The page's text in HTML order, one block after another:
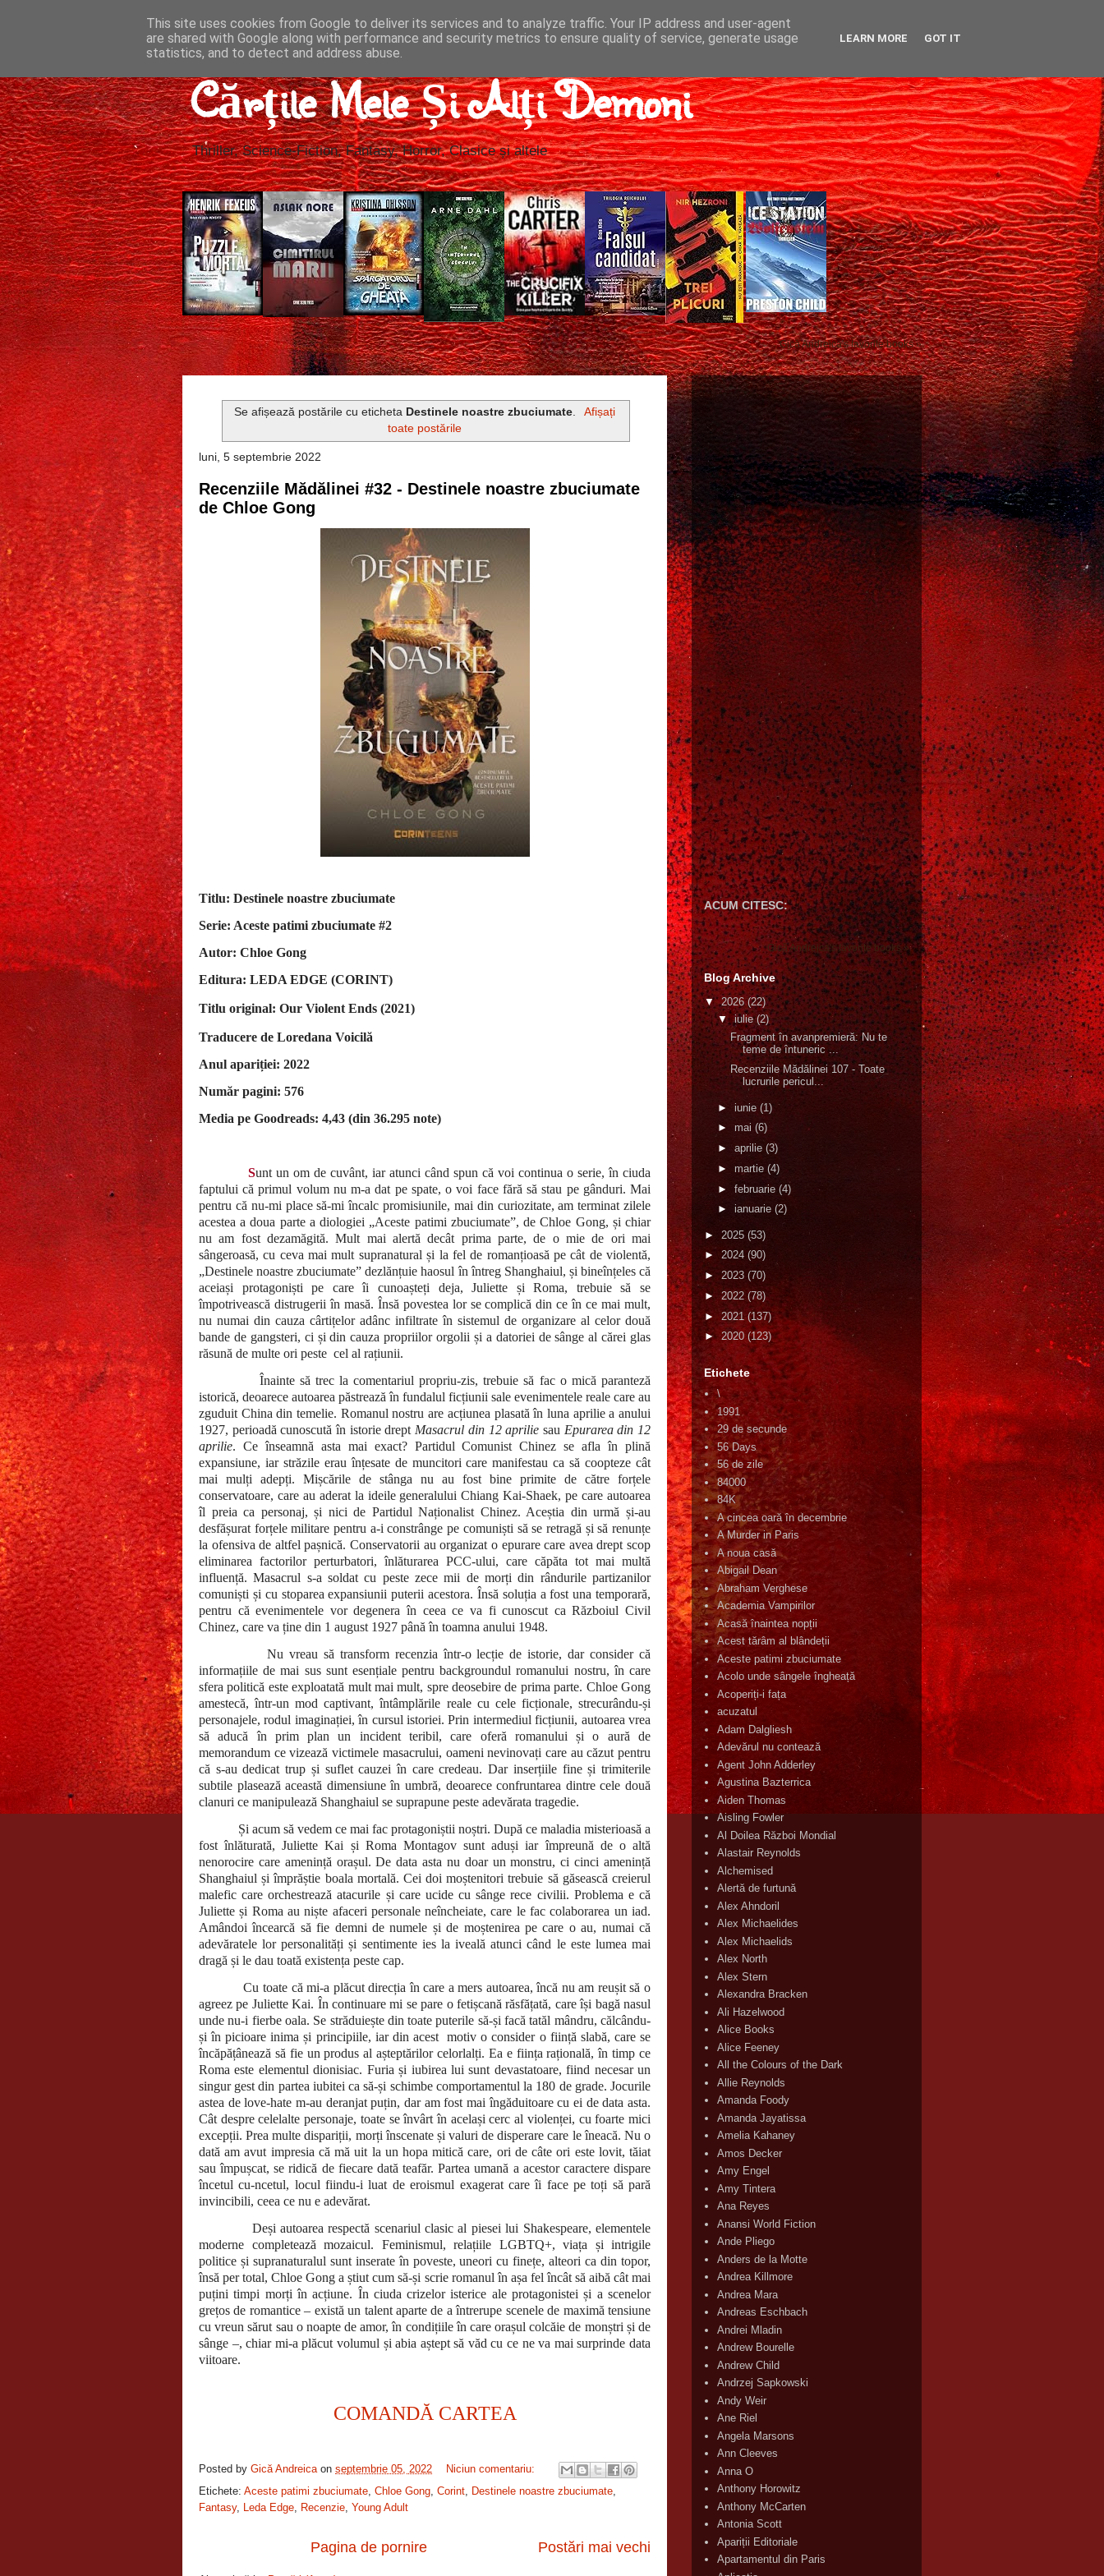
Cărțile Mele Și Alți Demoni
Thriller, Science-Fiction, Fantasy, Horror, Clasice și altele
Gică Andreica's favorite books »
Se afișează postările cu eticheta Destinele noastre zbuciumate.
Afișați
toate postările
luni, 5 septembrie 2022
Recenziile Mădălinei #32 - Destinele noastre zbuciumate
de Chloe Gong
Titlu: Destinele noastre zbuciumate
Serie: Aceste patimi zbuciumate #2
Autor: Chloe Gong
Editura: LEDA EDGE (CORINT)
Titlu original: Our Violent Ends (2021)
Traducere de Loredana Voicilă
Anul apariției: 2022
Număr pagini: 576
Media pe Goodreads: 4,43 (din 36.295 note)
Sunt un om de cuvânt, iar atunci când spun că voi continua o serie, în ciuda
faptului că primul volum nu m-a dat pe spate, o voi face fără să stau pe gânduri. Mai
pentru că nu-mi place să-mi încalc promisiunile, mai din curiozitate, am terminat zilele
acestea a doua parte a diologiei „Aceste patimi zbuciumate”, de Chloe Gong, și chiar
nu am fost dezamăgită. Mult mai alertă decât prima parte, de o mie de ori mai
sângeroasă, cu ceva mai mult supranatural și la fel de romanțioasă pe cât de violentă,
„Destinele noastre zbuciumate” dezlănțuie haosul în întreg Shanghaiul, și bineînțeles că
aceiași protagoniști pe care îi cunoașteți deja, Juliette și Roma, trebuie să se
împotrivească distrugerii în masă. Însă povestea lor se complică din ce în ce mai mult,
nu numai din cauza cârtițelor adânc infiltrate în sistemul de organizare al celor două
bande de gangsteri, ci și din cauza propriilor orgolii și a datoriei de sânge al cărei glas
răsună de multe ori peste cel al rațiunii.
Înainte să trec la comentariul propriu-zis, trebuie să fac o mică paranteză
istorică, deoarece autoarea păstrează în fundalul ficțiunii sale evenimentele reale care au
zguduit China din temelie. Romanul nostru are acțiunea plasată în luna aprilie a anului
1927, perioadă cunoscută în istorie drept Masacrul din 12 aprilie sau Epurarea din 12
aprilie. Ce înseamnă asta mai exact? Partidul Comunist Chinez se afla în plină
expansiune, iar străzile erau înțesate de muncitori care manifestau ca să coopteze cât
mai mulți adepți. Mișcările de stânga nu au fost bine primite de către forțele
conservatoare, care au aderat la ideile generalului Chiang Kai-Shaek, pe care autoarea
îl preia ca personaj, și nici de Partidul Naționalist Chinez. Aceștia din urmă și-au
desfășurat forțele militare pentru a-i constrânge pe comuniști să se retragă și să renunțe
la ofensiva de altfel pașnică. Conservatorii au organizat o epurare care avea drept scop
eliminarea factorilor perturbatori, înlăturarea PCC-ului, care căpăta tot mai multă
influență. Masacrul s-a soldat cu peste zece mii de morți din rândurile partizanilor
comuniști și cu stoparea expansiunii puterii acestora. Însă soluția a fost una temporară,
pentru că evenimentele vor degenera în ceea ce va fi cunoscut ca Războiul Civil
Chinez, care va ține din 1 august 1927 până în toamna anului 1948.
Nu vreau să transform recenzia într-o lecție de istorie, dar consider că
informațiile de mai sus sunt esențiale pentru backgroundul romanului nostru, în care
sfera politică este exploatată mult mai mult, spre deosebire de prima parte. Chloe Gong
amestecă, într-un mod captivant, întâmplările reale cu cele ficționale, strecurându-și
personajele, rodul imaginației, în cursul istoriei. Prin intermediul ficțiunii, autoarea vrea
să aducă în prim plan un incident teribil, care oferă romanului și o aură de
memorandum ce vizează victimele masacrului, oameni nevinovați care au căzut pentru
că s-au dedicat trup și suflet cauzei în care credeau. Dar inserțiile fine și trimiterile
subtile plasează această dimensiune în umbră, deoarece confruntarea dintre cele două
clanuri ce manipulează Shanghaiul se suprapune peste adevărata tragedie.
Și acum să vedem ce mai fac protagoniștii noștri. După ce maladia misterioasă a
fost înlăturată, Juliette Kai și Roma Montagov sunt aduși iar împreună de o altă
nenorocire care amenință orașul. De data asta nu doar un monstru, ci cinci amenință
Shanghaiul și împrăștie boala mortală. Cei doi moștenitori trebuie să găsească creierul
malefic care orchestrează atacurile și care ucide cu sânge rece civilii. Problema e că
Juliette și Roma au niște afaceri personale neîncheiate, care le fac colaborarea un iad.
Amândoi încearcă să fie demni de numele și de moștenirea pe care o au, numai că
adevăratele lor personalități și sentimente ies la iveală atunci când le este lumea mai
dragă și le dau toată existența peste cap.
Cu toate că mi-a plăcut direcția în care a mers autoarea, încă nu am reușit să o
agreez pe Juliette Kai. În continuare mi se pare o fetișcană răsfățată, care își bagă nasul
unde nu-i fierbe oala. Se străduiește din toate puterile să-și facă tatăl mândru, călcându-
și în picioare inima și principiile, iar din acest
motiv o consider o ființă slabă, care se
încăpățânează să fie un produs al așteptărilor celorlalți. Ea e ființa rațională, în timp ce
Roma este elementul dionisiac. Furia și iubirea lui sunt devastatoare, fiind necesar un
singur gest din partea iubitei ca să-și schimbe comportamentul la 180 de grade. Jocurile
astea de love-hate m-au deranjat puțin, dar am fost mai îngăduitoare cu ei de data asta.
Cât despre celelalte personaje, toate se învârt în același cerc al violenței, cu foarte mici
excepții. Prea multe dispariții, morți înscenate și valuri de disperare care le îneacă. Nu o
dată am avut impresia că mă uit la un hopa mitică care, ori de câte ori este lovit, tăiat
sau împușcat, se ridică de fiecare dată teafăr. Partea umană a acestor caractere dispare
încetul cu-ncetul, locul fiindu-i luat de eroismul exagerat care îi face pe toți să pară
invincibili, ceea ce nu e adevărat.
Deși autoarea respectă scenariul clasic al piesei lui Shakespeare, elementele
moderne completează mozaicul. Feminismul, relațiile LGBTQ+, viața și intrigile
politice și supranaturalul sunt inserate în poveste, uneori cu finețe, alteori ca din topor,
însă per total, Chloe Gong a știut cum să-și scrie romanul în așa fel încât să aibă cât mai
puțini timpi morți în acțiune. În ciuda crizelor isterice ale protagonistei și a scenelor
grețos de romantice – există un talent aparte de a întrerupe scenele de maximă tensiune
cu vreun sărut sau o noapte de amor, în condițiile în care orașul colcăie de monștri și de
sânge –, chiar mi-a plăcut volumul și abia aștept să văd cu ce ne va mai surprinde data
viitoare.
COMANDĂ CARTEA
Posted by Gică Andreica on septembrie 05, 2022
Niciun comentariu:
Etichete: Aceste patimi zbuciumate Chloe Gong Corint Destinele noastre zbuciumate
Fantasy, Leda Edge Recenzie Young Adult
Postări mai vechi
Pagina de pornire
ACUM CITESC:
Gică Andreica's favorite books »
Blog Archive
▼2026(22)
▼iulie(2)
Fragment în avanpremieră: Nu te
teme de întuneric ...
Recenziile Mădălinei 107 - Toate
lucrurile pericul...
► iunie (1)
► mai (6)
► aprilie (3)
► martie (4)
► februarie (4)
► ianuarie (2)
► 2025 (53)
► 2024 (90)
► 2023 (70)
► 2022 (78)
► 2021(137)
► 2020(123)
Etichete
\
1991
29 de secunde
56 Days
56 de zile
84000
84K
A cincea oară în decembrie
A Murder in Paris
A noua casă
Abigail Dean
Abraham Verghese
Academia Vampirilor
Acasă înaintea nopții
Acest tărâm al blândeții
Aceste patimi zbuciumate
Acolo unde sângele îngheață
Acoperiți-i fața
acuzatul
Adam Dalgliesh
Adevărul nu contează
Agent John Adderley
Agustina Bazterrica
Aiden Thomas
Aisling Fowler
Al Doilea Război Mondial
Alastair Reynolds
Alchemised
Alertă de furtună
Alex Ahndoril
Alex Michaelides
Alex Michaelids
Alex North
Alex Stern
Alexandra Bracken
Ali Hazelwood
Alice Books
Alice Feeney
All the Colours of the Dark
Allie Reynolds
Amanda Foody
Amanda Jayatissa
Amelia Kahaney
Amos Decker
Amy Engel
Amy Tintera
Ana Reyes
Anansi World Fiction
Ande Pliego
Anders de la Motte
Andrea Killmore
Andrea Mara
Andreas Eschbach
Andrei Mladin
Andrew Bourelle
Andrew Child
Andrzej Sapkowski
Andy Weir
Ane Riel
Angela Marsons
Ann Cleeves
Anna O
Anthony Horowitz
Anthony McCarten
Antonia Scott
Apariții Editoriale
Apartamentul din Paris
This site uses cookies from Google to deliver its services and to analyze traffic. Your IP address and user-agent
are shared with Google along with performance and security metrics to ensure quality of service, generate usage
statistics, and to detect and address abuse.
LEARN MORE GOT IT